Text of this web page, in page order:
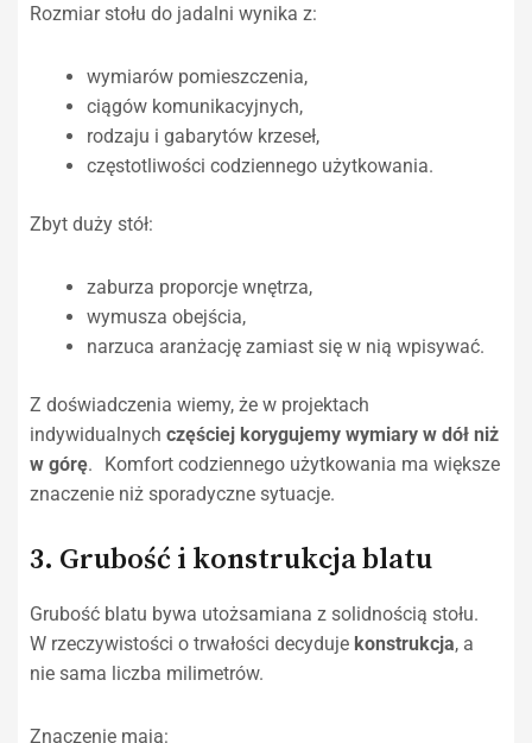
Rozmiar stołu do jadalni wynika z:
wymiarów pomieszczenia,
ciągów komunikacyjnych,
rodzaju i gabarytów krzeseł,
częstotliwości codziennego użytkowania.
Zbyt duży stół:
zaburza proporcje wnętrza,
wymusza obejścia,
narzuca aranżację zamiast się w nią wpisywać.
Z doświadczenia wiemy, że w projektach
indywidualnych częściej korygujemy wymiary w dół niż
w górę. Komfort codziennego użytkowania ma większe
znaczenie niż sporadyczne sytuacje.
3. Grubość i konstrukcja blatu
Grubość blatu bywa utożsamiana z solidnością stołu.
W rzeczywistości o trwałości decyduje konstrukcja, a
nie sama liczba milimetrów.
Znaczenie mają: